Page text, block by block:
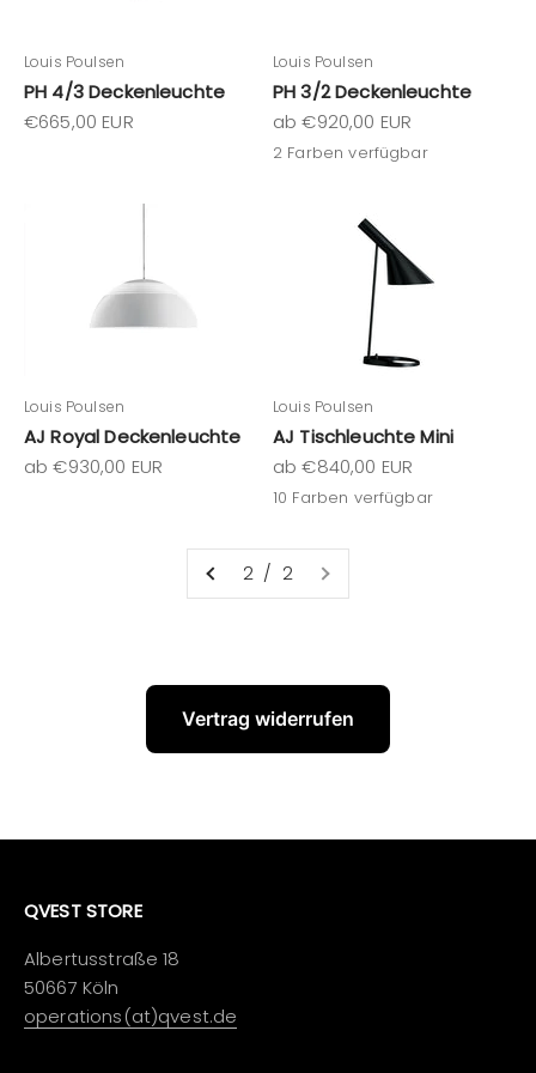
Louis Poulsen
PH 4/3 Deckenleuchte
Angebot
€665,00 EUR
Louis Poulsen
PH 3/2 Deckenleuchte
Angebot
ab €920,00 EUR
2 Farben verfügbar
Louis Poulsen
AJ Royal Deckenleuchte
Angebot
ab €930,00 EUR
Louis Poulsen
AJ Tischleuchte Mini
Angebot
ab €840,00 EUR
10 Farben verfügbar
2 / 2
Vertrag widerrufen
QVEST STORE
Albertusstraße 18
50667 Köln
operations(at)qvest.de